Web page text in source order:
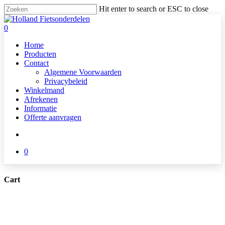
Skip
to
main
Hit enter to search or ESC to close
Close
Search
search
0
Home
Producten
Contact
Algemene Voorwaarden
Privacybeleid
Winkelmand
Afrekenen
Informatie
Offerte aanvragen
0
Cart